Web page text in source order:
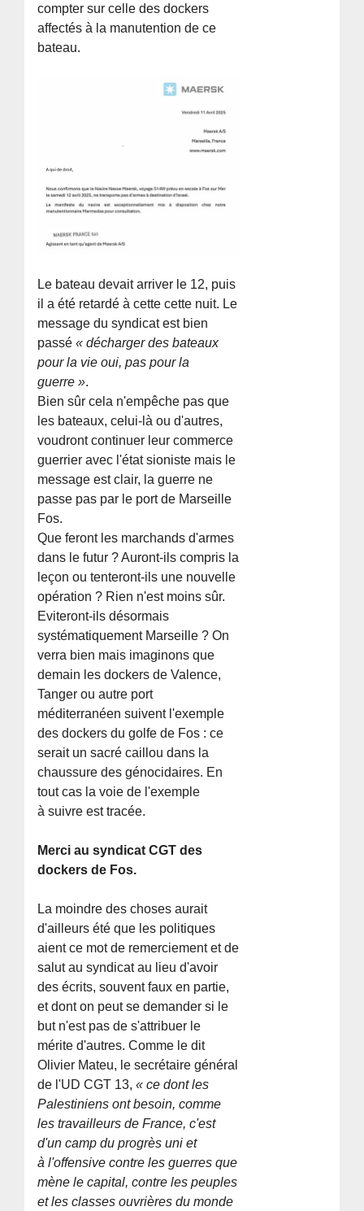
compter sur celle des dockers
affectés à la manutention de ce
bateau.
Le bateau devait arriver le 12, puis
il a été retardé à cette cette nuit. Le
message du syndicat est bien
passé« décharger des bateaux
pour la vie oui, pas pour la
guerre ».
Bien sûr cela n'empêche pas que
les bateaux, celui-là ou d'autres,
voudront continuer leur commerce
guerrier avec l'état sioniste mais le
message est clair, la guerre ne
passe pas par le port de Marseille
Fos.
Que feront les marchands d'armes
dans le futur ? Auront-ils compris la
leçon ou tenteront-ils une nouvelle
opération ? Rien n'est moins sûr.
Eviteront-ils désormais
systématiquement Marseille ? On
verra bien mais imaginons que
demain les dockers de Valence,
Tanger ou autre port
méditerranéen suivent l'exemple
des dockers du golfe de Fos : ce
serait un sacré caillou dans la
chaussure des génocidaires. En
tout cas la voie de l'exemple
à suivre est tracée.
Merci au syndicat CGT des
dockers de Fos.
La moindre des choses aurait
d'ailleurs été que les politiques
aient ce mot de remerciement et de
salut au syndicat au lieu d'avoir
des écrits, souvent faux en partie,
et dont on peut se demander si le
but n'est pas de s'attribuer le
mérite d'autres. Comme le dit
Olivier Mateu, le secrétaire général
de l'UD CGT 13,« ce dont les
Palestiniens ont besoin, comme
les travailleurs de France, c'est
d'un camp du progrès uni et
à l'offensive contre les guerres que
mène le capital, contre les peuples
et les classes ouvrières du monde